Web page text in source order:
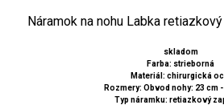
Náramok na nohu Labka
skladom
Farba: strieborná
Materiál: chirurgická
Rozmery: Obvod nohy: 23 cm
Typ náramku: retiazkový